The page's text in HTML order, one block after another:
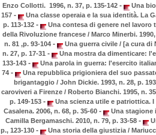
Enzo Collotti. 1996, n. 37, p. 135-142 -
Una
157 -
Una classe operaia e la sua identità. La
p. 113-132 -
Una contesa di genere nel lavoro
della Rivoluzione francese / Marco Minerbi.
n. 81 ,p. 93-104 -
Una guerra civile / [a cura
n. 27, p. 17-31 -
Una mostra da dimenticare:
133-143 -
Una parola in guerra: l'esercito
74 -
Una repubblica prigioniera del suo
brigantaggio / John Dickie. 1993, n. 28, p.
caroviveri a Firenze / Roberto Bianchi. 1995, n.
p. 149-153 -
Una scienza utile e patriottica. I
Casalena. 2006, n. 68, p. 35-60 -
Una stagione
Camilla Bergamaschi. 2010, n. 79, p. 33-58 -
p., 123-130 -
Una storia della giustizia /